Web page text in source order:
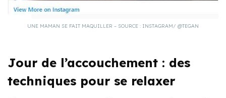
UNE MAMAN SE FAIT MAQUILLER – SOURCE : INSTAGRAM/ @TEGAN
Jour de l’accouchement : des
techniques pour se relaxer